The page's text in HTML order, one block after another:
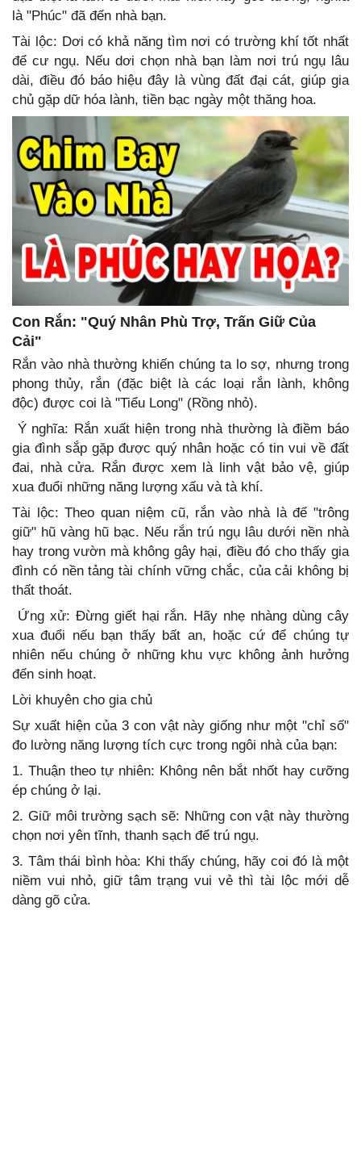
là "Phúc" đã đến nhà bạn.
Tài lộc: Dơi có khả năng tìm nơi có trường khí tốt nhất
để cư ngụ. Nếu dơi chọn nhà bạn làm nơi trú ngụ lâu
dài, điều đó báo hiệu đây là vùng đất đại cát, giúp gia
chủ gặp dữ hóa lành, tiền bạc ngày một thăng hoa.
Con Rắn: "Quý Nhân Phù Trợ, Trấn Giữ Của
Cải"
Rắn vào nhà thường khiến chúng ta lo sợ, nhưng trong
phong thủy, rắn (đặc biệt là các loại rắn lành, không
độc) được coi là "Tiểu Long" (Rồng nhỏ).
Ý nghĩa: Rắn xuất hiện trong nhà thường là điềm báo
gia đình sắp gặp được quý nhân hoặc có tin vui về đất
đai, nhà cửa. Rắn được xem là linh vật bảo vệ, giúp
xua đuổi những năng lượng xấu và tà khí.
Tài lộc: Theo quan niệm cũ, rắn vào nhà là để "trông
giữ" hũ vàng hũ bạc. Nếu rắn trú ngụ lâu dưới nền nhà
hay trong vườn mà không gây hại, điều đó cho thấy gia
đình có nền tảng tài chính vững chắc, của cải không bị
thất thoát.
Ứng xử: Đừng giết hại rắn. Hãy nhẹ nhàng dùng cây
xua đuổi nếu bạn thấy bất an, hoặc cứ để chúng tự
nhiên nếu chúng ở những khu vực không ảnh hưởng
đến sinh hoạt.
Lời khuyên cho gia chủ
Sự xuất hiện của 3 con vật này giống như một "chỉ số"
đo lường năng lượng tích cực trong ngôi nhà của bạn:
1. Thuận theo tự nhiên: Không nên bắt nhốt hay cưỡng
ép chúng ở lại.
2. Giữ môi trường sạch sẽ: Những con vật này thường
chọn nơi yên tĩnh, thanh sạch để trú ngụ.
3. Tâm thái bình hòa: Khi thấy chúng, hãy coi đó là một
niềm vui nhỏ, giữ tâm trạng vui vẻ thì tài lộc mới dễ
dàng gõ cửa.